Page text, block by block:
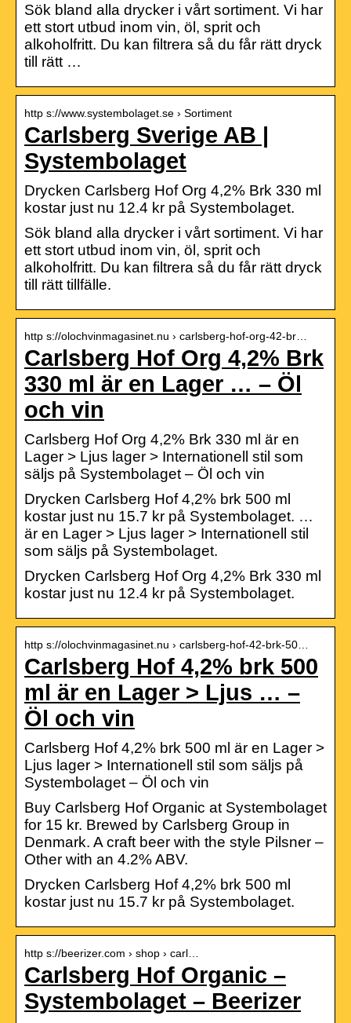
Sök bland alla drycker i vårt sortiment. Vi har
ett stort utbud inom vin, öl, sprit och
alkoholfritt. Du kan filtrera så du får rätt dryck
till rätt …
http s://www.systembolaget.se › Sortiment
Carlsberg Sverige AB |
Systembolaget
Drycken Carlsberg Hof Org 4,2% Brk 330 ml
kostar just nu 12.4 kr på Systembolaget.
Sök bland alla drycker i vårt sortiment. Vi har
ett stort utbud inom vin, öl, sprit och
alkoholfritt. Du kan filtrera så du får rätt dryck
till rätt tillfälle.
http s://olochvinmagasinet.nu › carlsberg-hof-org-42-br…
Carlsberg Hof Org 4,2% Brk
330 ml är en Lager … – Öl
och vin
Carlsberg Hof Org 4,2% Brk 330 ml är en
Lager > Ljus lager > Internationell stil som
säljs på Systembolaget – Öl och vin
Drycken Carlsberg Hof 4,2% brk 500 ml
kostar just nu 15.7 kr på Systembolaget. …
är en Lager > Ljus lager > Internationell stil
som säljs på Systembolaget.
Drycken Carlsberg Hof Org 4,2% Brk 330 ml
kostar just nu 12.4 kr på Systembolaget.
http s://olochvinmagasinet.nu › carlsberg-hof-42-brk-50…
Carlsberg Hof 4,2% brk 500
ml är en Lager > Ljus … –
Öl och vin
Carlsberg Hof 4,2% brk 500 ml är en Lager >
Ljus lager > Internationell stil som säljs på
Systembolaget – Öl och vin
Buy Carlsberg Hof Organic at Systembolaget
for 15 kr. Brewed by Carlsberg Group in
Denmark. A craft beer with the style Pilsner –
Other with an 4.2% ABV.
Drycken Carlsberg Hof 4,2% brk 500 ml
kostar just nu 15.7 kr på Systembolaget.
http s://beerizer.com › shop › carl…
Carlsberg Hof Organic –
Systembolaget – Beerizer